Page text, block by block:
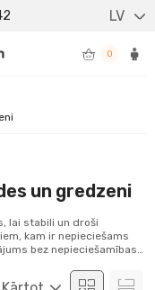
LV
0
un gredzeni
lai stabili un droši
kam ir nepieciešams
bez nepieciešamības